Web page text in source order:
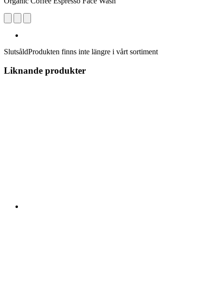
SlutsåldProdukten finns inte längre i vårt sortiment
Liknande produkter